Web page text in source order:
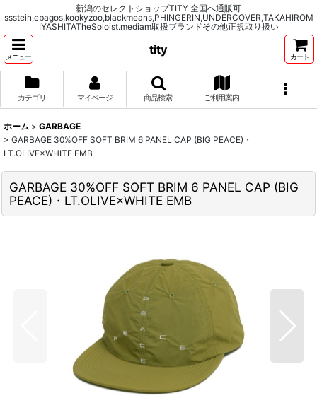
新潟のセレクトショップTITY 全国へ通販可
ssstein,ebagos,kookyzoo,blackmeans,PHINGERIN,UNDERCOVER,TAKAHIROM
IYASHITATheSoloist.mediam取扱ブランドその他正規取り扱い
メニュー
tity
カート
カテゴリ マイページ 商品検索 ご利用案内
ホーム > GARBAGE
> GARBAGE 30%OFF SOFT BRIM 6 PANEL CAP (BIG PEACE)・
LT.OLIVE×WHITE EMB
GARBAGE 30%OFF SOFT BRIM 6 PANEL CAP (BIG
PEACE)・LT.OLIVE×WHITE EMB